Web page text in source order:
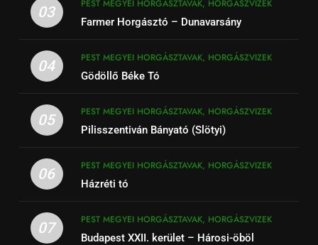
03
PEST MEGYEI HORGÁSZTAVAK, HORGÁSZVIZEK
Farmer Horgásztó – Dunavarsány
04
PEST MEGYEI HORGÁSZTAVAK, HORGÁSZVIZEK
Gödöllő Béke Tó
05
PEST MEGYEI HORGÁSZTAVAK, HORGÁSZVIZEK
Pilisszentiván Bányató (Slötyi)
06
PEST MEGYEI HORGÁSZTAVAK, HORGÁSZVIZEK
Házréti tó
07
PEST MEGYEI HORGÁSZTAVAK, HORGÁSZVIZEK
Budapest XXII. kerület – Hárosi-öböl